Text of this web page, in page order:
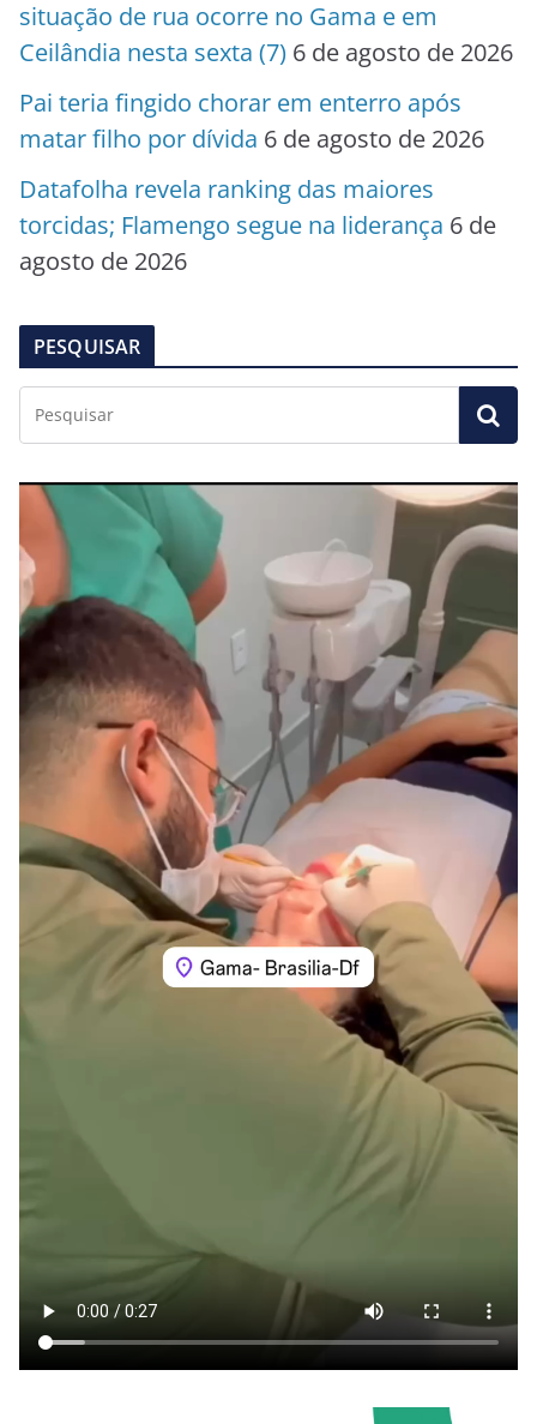
situação de rua ocorre no Gama e em
Ceilândia nesta sexta (7) 6 de agosto de 2026
Pai teria fingido chorar em enterro após
matar filho por dívida 6 de agosto de 2026
Datafolha revela ranking das maiores
torcidas; Flamengo segue na liderança 6 de
agosto de 2026
PESQUISAR